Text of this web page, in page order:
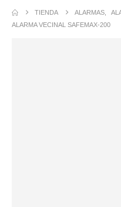
TIENDA ALARMAS
ALARMA VECINAL SAFEMAX-200